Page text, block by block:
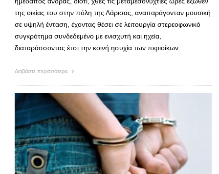
της οικίας του στην πόλη της Λάρισας, αναπαράγονταν μουσική
σε υψηλή ένταση, έχοντας θέσει σε λειτουργία στερεοφωνικό
συγκρότημα συνδεδεμένο με ενισχυτή και ηχεία,
διαταράσσοντας έτσι την κοινή ησυχία των περιοίκων.
Διαβάστε περισσότερα